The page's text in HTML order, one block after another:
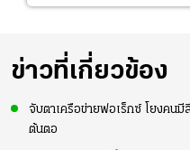
ข่าวที่เกี่ยวข้อง
จับตาเครือข่ายฟอเร็กซ์ โยงคนมี
ต้นตอ